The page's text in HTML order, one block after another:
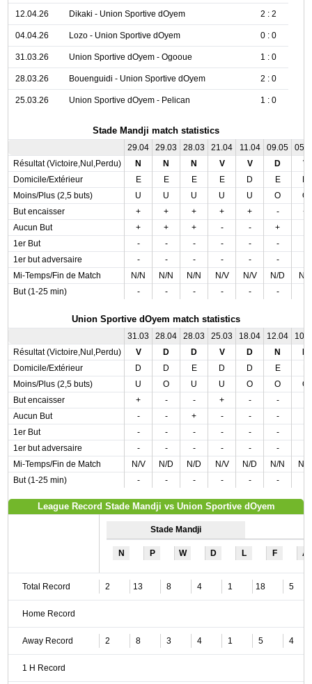
12.04.26 Dikaki - Union Sportive dOyem 2 : 2
04.04.26 Lozo - Union Sportive dOyem 0 : 0
31.03.26 Union Sportive dOyem - Ogooue 1 : 0
28.03.26 Bouenguidi - Union Sportive dOyem 2 : 0
25.03.26 Union Sportive dOyem - Pelican 1 : 0
Stade Mandji match statistics
29.04 29.03 28.03 21.04 11.04 09.05
Résultat (Victoire,Nul,Perdu)
N N N V V D
V
Domicile/Extérieur
E E E E D E
Moins/Plus (2,5 buts)
U U U U U O
O
But encaisser
+ + + + + -
+
Aucun But
+ + + - - +
1er But
- - - - - -
1er but adversaire
- - - - - -
Mi-Temps/Fin de Match
N/N N/N N/N N/V N/V N/D
N/V
But (1-25 min)
- - - - - -
Union Sportive dOyem match statistics
31.03 28.04 28.03 25.03 18.04 12.04
Résultat (Victoire,Nul,Perdu)
V D D V D N
Domicile/Extérieur
D D E D D E
Moins/Plus (2,5 buts)
U O U U O O
O
But encaisser
+ - - + - -
Aucun But
- - + - - -
1er But
- - - - - -
1er but adversaire
- - - - - -
Mi-Temps/Fin de Match
N/V N/D N/D N/V N/D N/N
N/
But (1-25 min)
- - - - - -
League Record Stade Mandji vs Union Sportive dOyem
Stade Mandji
N P W D L F A
Total Record 2 13 8 4 1 18 5
Home Record
Away Record 2 8 3 4 1 5 4
1 H Record